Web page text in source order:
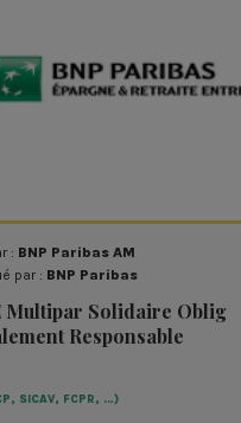
: BNP Paribas AM
par : BNP Paribas
Multipar Solidaire Oblig
Responsable
SICAV, FCPR, …)